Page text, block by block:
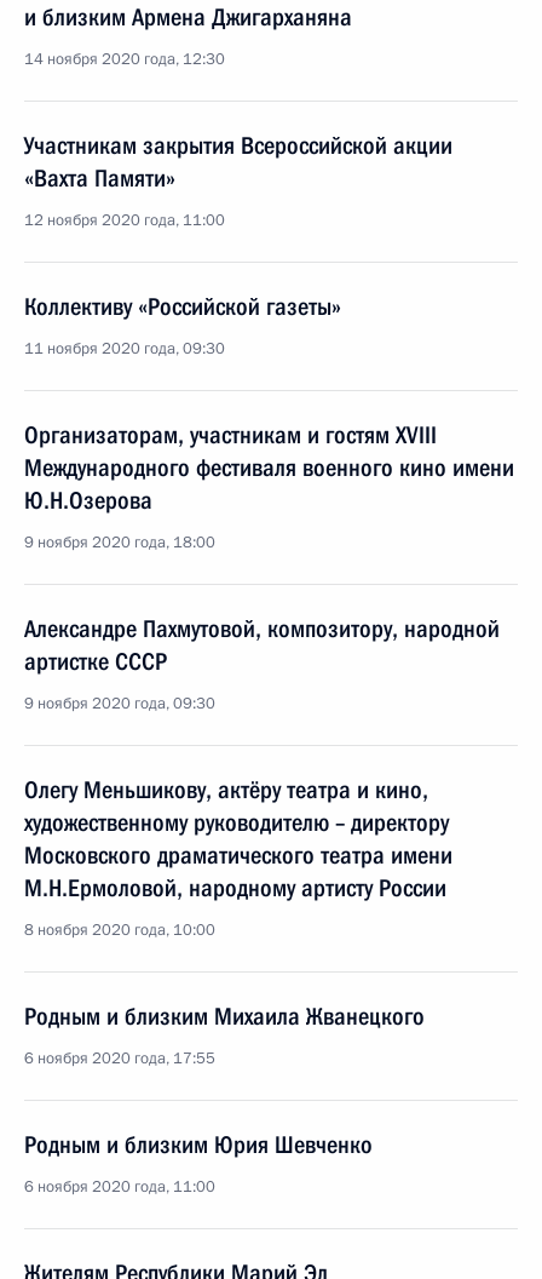
и близким Армена Джигарханяна
14 ноября 2020 года, 12:30
Участникам закрытия Всероссийской акции
«Вахта Памяти»
12 ноября 2020 года, 11:00
Коллективу «Российской газеты»
11 ноября 2020 года, 09:30
Организаторам, участникам и гостям XVIII
Международного фестиваля военного кино имени
Ю.Н.Озерова
9 ноября 2020 года, 18:00
Александре Пахмутовой, композитору, народной
артистке СССР
9 ноября 2020 года, 09:30
Олегу Меньшикову, актёру театра и кино,
художественному руководителю – директору
Московского драматического театра имени
М.Н.Ермоловой, народному артисту России
8 ноября 2020 года, 10:00
Родным и близким Михаила Жванецкого
6 ноября 2020 года, 17:55
Родным и близким Юрия Шевченко
6 ноября 2020 года, 11:00
Жителям Республики Марий Эл